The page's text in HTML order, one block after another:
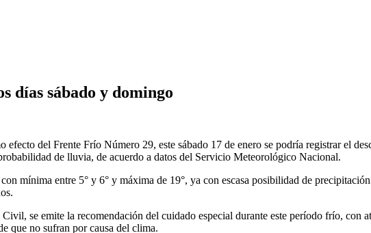
días sábado y domingo
del Frente Frío Número 29, este sábado 17 de enero se podría registrar el
de lluvia, de acuerdo a datos del Servicio Meteorológico Nacional.
mínima entre 5° y 6° y máxima de 19°, ya con escasa posibilidad de
se emite la recomendación del cuidado especial durante este período frío, con
que no sufran por causa del clima.